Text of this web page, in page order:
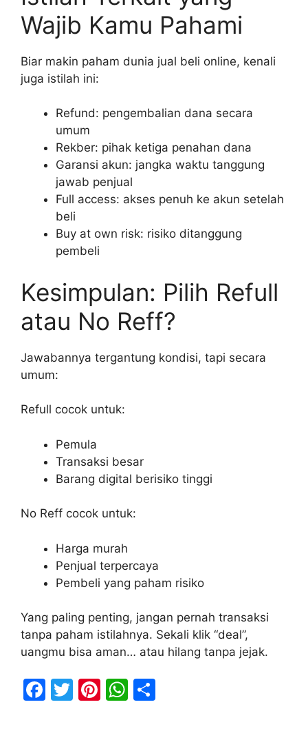
Wajib Kamu Pahami
Biar makin paham dunia jual beli online, kenali
juga istilah ini:
Refund: pengembalian dana secara
umum
Rekber: pihak ketiga penahan dana
Garansi akun: jangka waktu tanggung
jawab penjual
Full access: akses penuh ke akun setelah
beli
Buy at own risk: risiko ditanggung
pembeli
Kesimpulan: Pilih Refull
atau No Reff?
Jawabannya tergantung kondisi, tapi secara
umum:
Refull cocok untuk:
Pemula
Transaksi besar
Barang digital berisiko tinggi
No Reff cocok untuk:
Harga murah
Penjual terpercaya
Pembeli yang paham risiko
Yang paling penting, jangan pernah transaksi
tanpa paham istilahnya. Sekali klik “deal”,
uangmu bisa aman… atau hilang tanpa jejak.
F
T
Pi W